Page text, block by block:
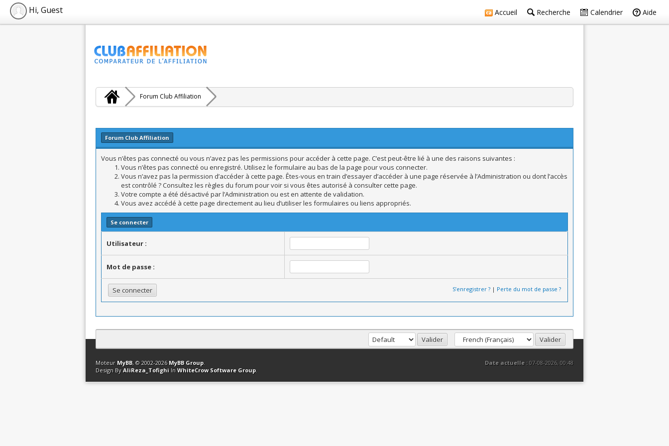
Accueil Recherche Calendrier Aide
Hi, Guest
Forum Club Affiliation
Forum Club Affiliation
Vous n’êtes pas connecté ou vous n’avez pas les permissions pour accéder à cette page. C’est peut-être lié à une des raisons suivantes :
Vous n’êtes pas connecté ou enregistré. Utilisez le formulaire au bas de la page pour vous connecter.
Vous n’avez pas la permission d’accéder à cette page. Êtes-vous en train d’essayer d’accéder à une page réservée à l’Administration ou dont l’accès
est contrôlé ? Consultez les règles du forum pour voir si vous êtes autorisé à consulter cette page.
Votre compte a été désactivé par l’Administration ou est en attente de validation.
Vous avez accédé à cette page directement au lieu d’utiliser les formulaires ou liens appropriés.
Se connecter
Utilisateur :
Mot de passe :
S’enregistrer ? | Perte du mot de passe ?
Contact Club Affiliation Retourner en haut Version bas-débit (Archivé) Syndication RSS
Date actuelle :07-08-2026, 00:48
Moteur MyBB, © 2002-2026 MyBB Group.
Design By AliReza_Tofighi In WhiteCrow Software Group.